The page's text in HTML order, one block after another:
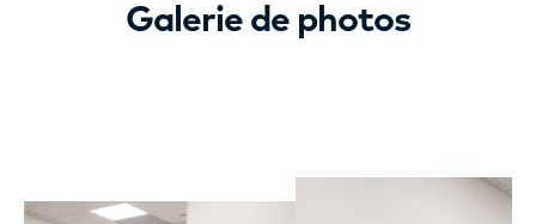
Galerie de photos